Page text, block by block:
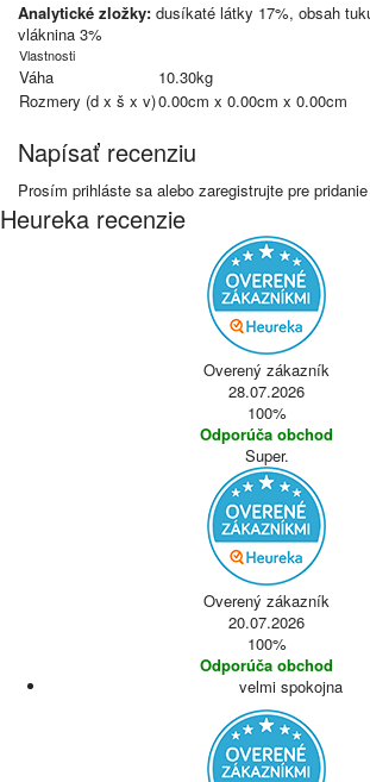
Analytické zložky: dusíkaté látky 17%, obsah
vláknina 3%
Vlastnosti
Váha
10.30kg
Rozmery (d x š x v)0.00cm x 0.00cm x 0.00cm
Napísať recenziu
Prosím prihláste sa alebo zaregistrujte pre
Heureka recenzie
Overený zákazník
28.07.2026
100%
Odporúča obchod
Super.
Overený zákazník
20.07.2026
100%
Odporúča obchod
velmi spokojna